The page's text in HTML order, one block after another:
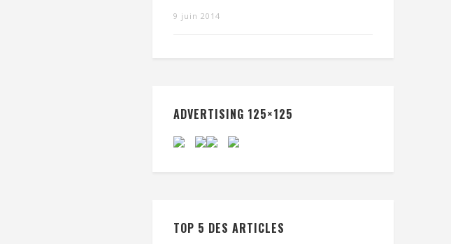
9 juin 2014
ADVERTISING 125×125
TOP 5 DES ARTICLES